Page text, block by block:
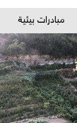
مبادرات بيئية